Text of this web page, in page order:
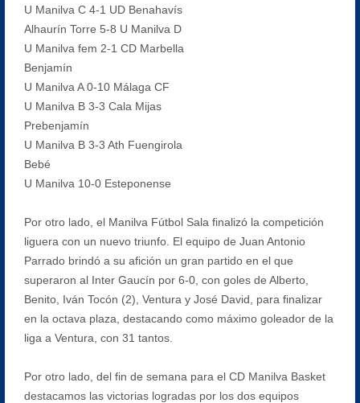
U Manilva C 4-1 UD Benahavís
Alhaurín Torre 5-8 U Manilva D
U Manilva fem 2-1 CD Marbella
Benjamín
U Manilva A 0-10 Málaga CF
U Manilva B 3-3 Cala Mijas
Prebenjamín
U Manilva B 3-3 Ath Fuengirola
Bebé
U Manilva 10-0 Esteponense
Por otro lado, el Manilva Fútbol Sala finalizó la competición
liguera con un nuevo triunfo. El equipo de Juan Antonio
Parrado brindó a su afición un gran partido en el que
superaron al Inter Gaucín por 6-0, con goles de Alberto,
Benito, Iván Tocón (2), Ventura y José David, para finalizar
en la octava plaza, destacando como máximo goleador de la
liga a Ventura, con 31 tantos.
Por otro lado, del fin de semana para el CD Manilva Basket
destacamos las victorias logradas por los dos equipos